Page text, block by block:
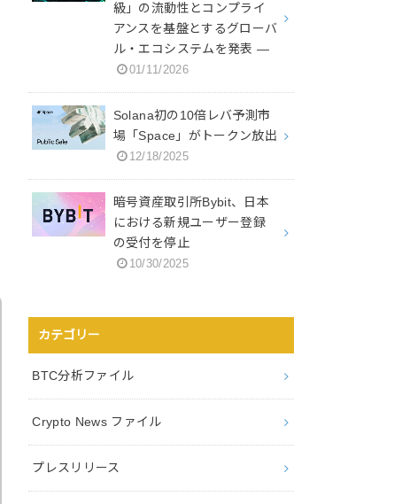
級」の流動性とコンプライ
アンスを基盤とするグローバ
ル・エコシステムを発表 ―
01/11/2026
Solana初の10倍レバ予測市
場「Space」がトークン放出
12/18/2025
暗号資産取引所Bybit、日本
における新規ユーザー登録
の受付を停止
10/30/2025
カテゴリー
BTC分析ファイル
Crypto News ファイル
プレスリリース